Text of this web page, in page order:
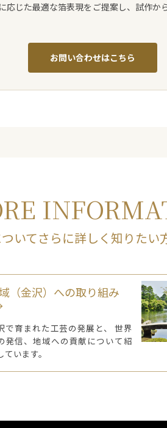
じた最適な箔表現をご提案し、試作
お問い合わせはこちら
いてさらに詳しく知りたい
（金沢）への取り組み
で育まれた工芸の発展と、 世界
発信、地域への貢献について紹
ています。